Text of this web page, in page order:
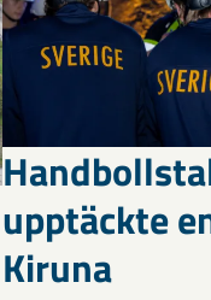
upptäckte
Kiruna